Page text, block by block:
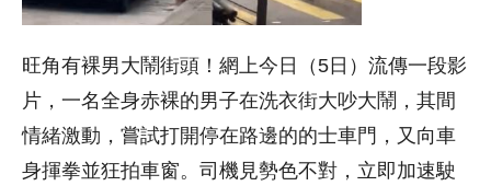
旺角有裸男大鬧街頭！網上今日（5日）流傳一段影
片，一名全身赤裸的男子在洗衣街大吵大鬧，其間
情緒激動，嘗試打開停在路邊的的士車門，又向車
身揮拳並狂拍車窗。司機見勢色不對，立即加速駛